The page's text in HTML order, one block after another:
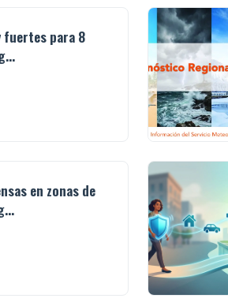
fuertes para 8
en zonas de